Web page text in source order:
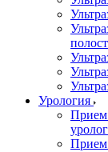
Урология
Прием
Прием